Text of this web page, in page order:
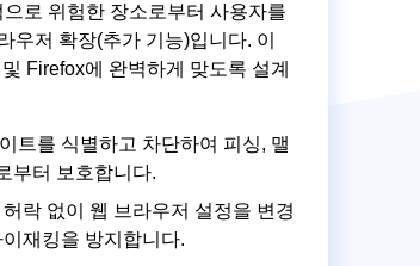
로 위험한 장소로부터 사용자를
우저 확장(추가 기능)입니다. 이
Firefox에 완벽하게 맞도록 설계
트를 식별하고 차단하여 피싱, 맬
부터 보호합니다.
락 없이 웹 브라우저 설정을 변경
재킹을 방지합니다.